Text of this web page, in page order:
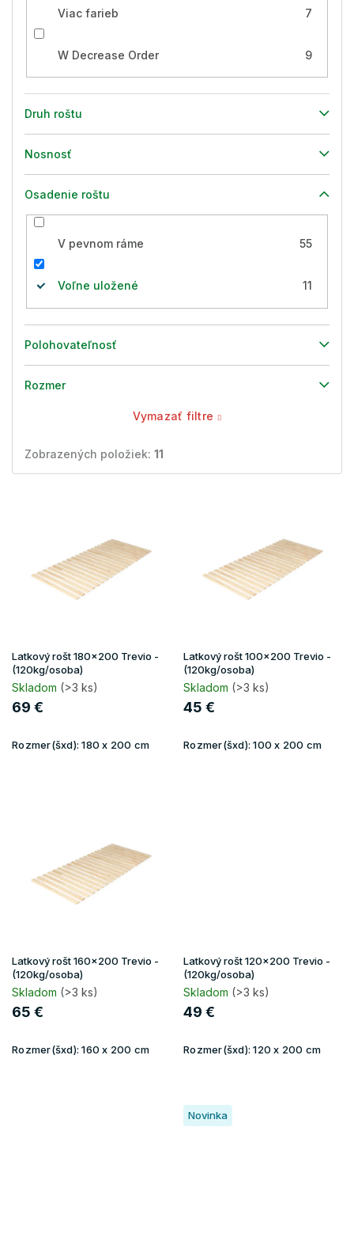
Viac farieb 7
W Decrease Order 9
Druh roštu
Nosnosť
Osadenie roštu
V pevnom ráme 55
Voľne uložené 11
Polohovateľnosť
Rozmer
Vymazať filtre
Zobrazených položiek: 11
u
k
t
o
Latkový rošt 180x200 Trevio -
(120kg/osoba)
Skladom (>3 ks)
69 €
Rozmer(šxd):180 x 200 cm
Latkový rošt 100x200 Trevio -
(120kg/osoba)
Skladom (>3 ks)
45 €
Rozmer(šxd):100 x 200 cm
Latkový rošt 160x200 Trevio -
(120kg/osoba)
Skladom (>3 ks)
65 €
Rozmer(šxd):160 x 200 cm
Latkový rošt 120x200 Trevio -
(120kg/osoba)
Skladom (>3 ks)
49 €
Rozmer(šxd):120 x 200 cm
Novinka